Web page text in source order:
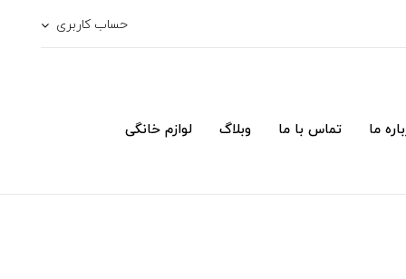
حساب کاربری
ما تماس با ما وبلاگ لوازم خانگی